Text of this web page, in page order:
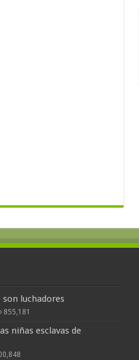
luchadores
855,181
niñas esclavas de